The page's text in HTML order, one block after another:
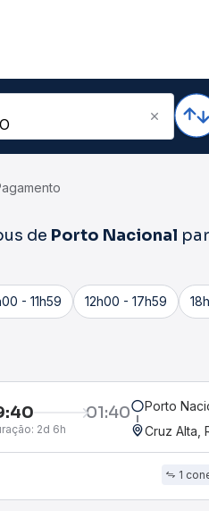
de Porto Nacional
- 11h59 12h00 - 17h59
01:40
2d 6h
Porto
Cruz Alta,
1